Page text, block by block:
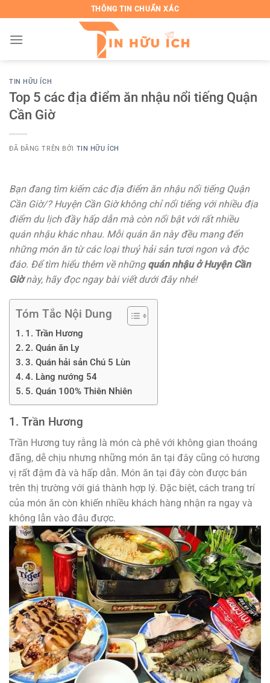
đến
nội
THÔNG TIN CHUẨN XÁC
TIN HỮU ÍCH
Top 5 các địa điểm ăn nhậu nổi tiếng Quận
Cần Giờ
ĐÃ ĐĂNG TRÊN BỞI TIN HỮU ÍCH
Bạn đang tìm kiếm các địa điểm ăn nhậu nổi tiếng Quận
Cần Giờ/? Huyện Cần Giờ không chỉ nổi tiếng với nhiều địa
điểm du lịch đầy hấp dẫn mà còn nổi bật với rất nhiều
quán nhậu khác nhau. Mỗi quán ăn này đều mang đến
những món ăn từ các loại thuỷ hải sản tươi ngon và độc
đáo. Để tìm hiểu thêm về những quán nhậu ở Huyện Cần
Giờnày, hãy đọc ngay bài viết dưới đây nhé!
Tóm Tắc Nội Dung
1. Trần Hương
2. Quán ăn Ly
3. Quán hải sản Chú 5 Lùn
4. Làng nướng 54
5. Quán 100% Thiên Nhiên
1. Trần Hương
Trần Hương tuy rằng là món cà phê với không gian thoáng
đãng, dễ chịu nhưng những món ăn tại đây cũng có hương
vị rất đậm đà và hấp dẫn. Món ăn tại đây còn được bán
trên thị trường với giá thành hợp lý. Đặc biệt, cách trang trí
của món ăn còn khiến nhiều khách hàng nhận ra ngay và
không lẫn vào đâu được.